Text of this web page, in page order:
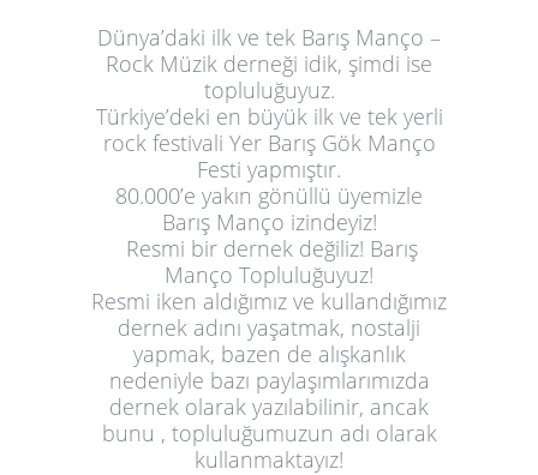
Dünya’daki ilk ve tek Barış Manço –
Rock Müzik derneği idik, şimdi ise
topluluğuyuz.
Türkiye’deki en büyük ilk ve tek yerli
rock festivali Yer Barış Gök Manço
Festi yapmıştır.
80.000’e yakın gönüllü üyemizle
Barış Manço izindeyiz!
Resmi bir dernek değiliz! Barış
Manço Topluluğuyuz!
Resmi iken aldığımız ve kullandığımız
dernek adını yaşatmak, nostalji
yapmak, bazen de alışkanlık
nedeniyle bazı paylaşımlarımızda
dernek olarak yazılabilinir, ancak
bunu , topluluğumuzun adı olarak
kullanmaktayız!